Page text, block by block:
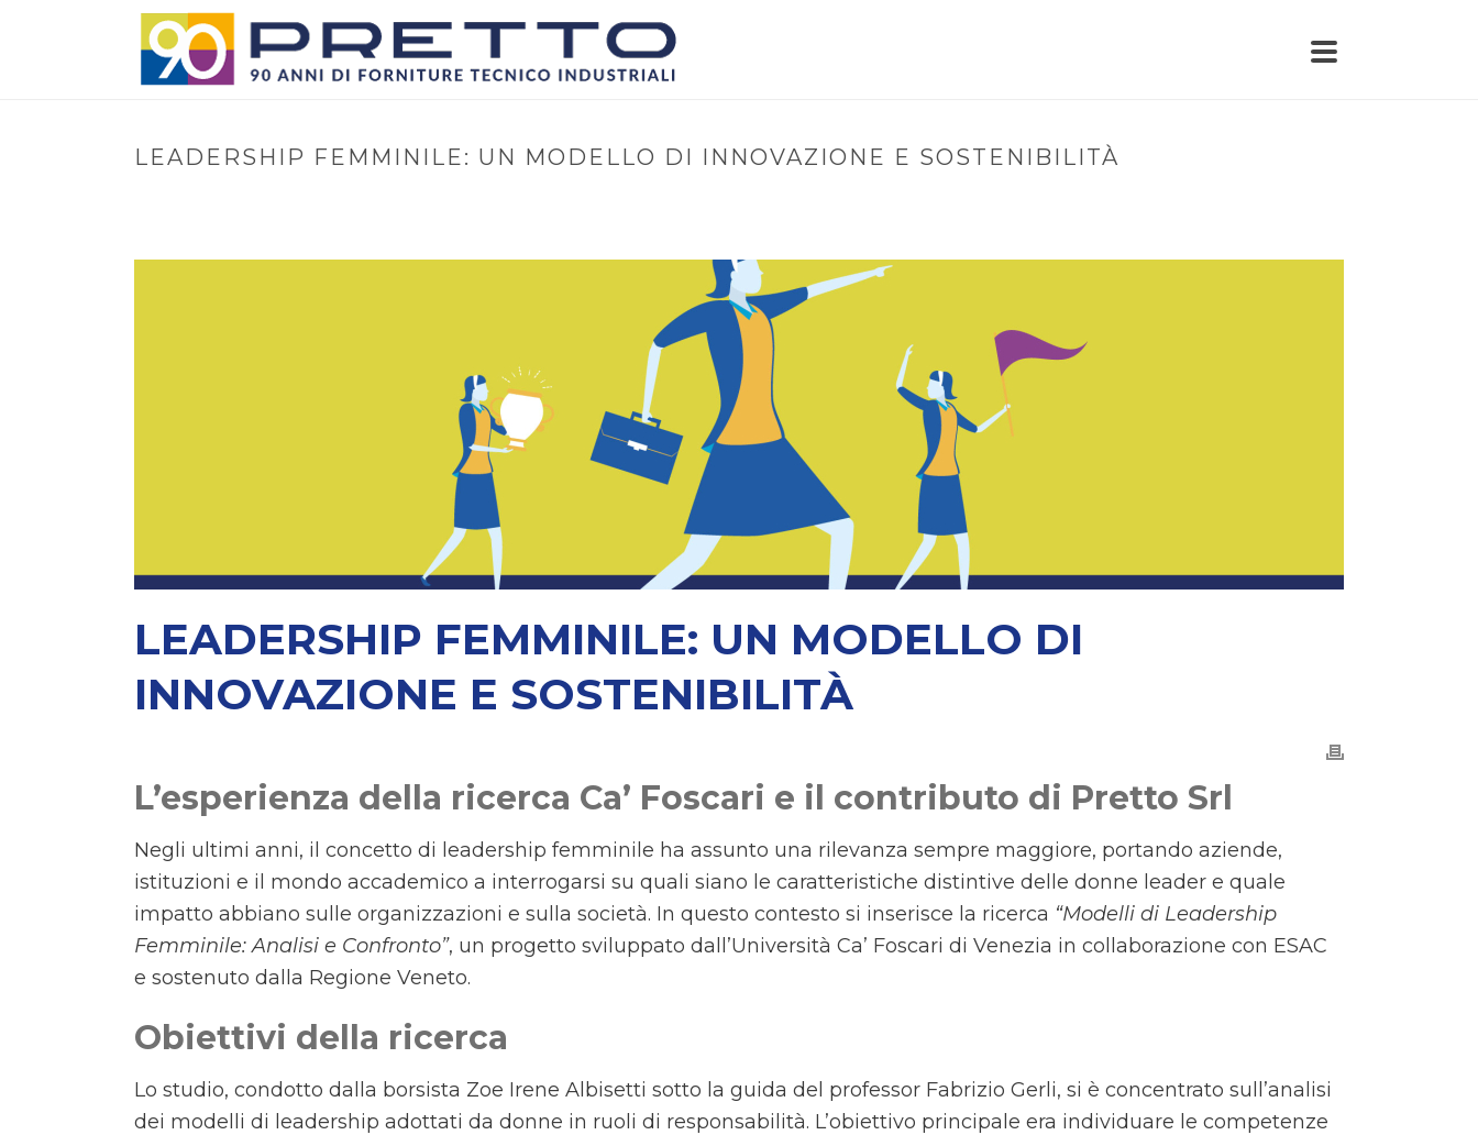
LEADERSHIP FEMMINILE: UN MODELLO DI INNOVAZIONE E SOSTENIBILITÀ
LEADERSHIP FEMMINILE: UN MODELLO DI
INNOVAZIONE E SOSTENIBILITÀ
L’esperienza della ricerca Ca’ Foscari e il contributo di Pretto Srl
Negli ultimi anni, il concetto di leadership femminile ha assunto una rilevanza sempre maggiore, portando aziende,
istituzioni e il mondo accademico a interrogarsi su quali siano le caratteristiche distintive delle donne leader e quale
impatto abbiano sulle organizzazioni e sulla società. In questo contesto si inserisce la ricerca “Modelli di Leadership
Femminile: Analisi e Confronto”, un progetto sviluppato dall’Università Ca’ Foscari di Venezia in collaborazione con ESAC
e sostenuto dalla Regione Veneto.
Obiettivi della ricerca
Lo studio, condotto dalla borsista Zoe Irene Albisetti sotto la guida del professor Fabrizio Gerli, si è concentrato sull’analisi
dei modelli di leadership adottati da donne in ruoli di responsabilità. L’obiettivo principale era individuare le competenze